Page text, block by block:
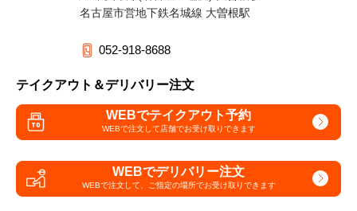
名古屋市営地下鉄名城線 大曽根駅
052-918-8688
テイクアウト＆デリバリー注文
WEBでテイクアウト予約
WEBで注文して店舗でお受け取りできます
WEBでデリバリー注文
WEBで注文して、 ご指定の場所でお受け取りできます